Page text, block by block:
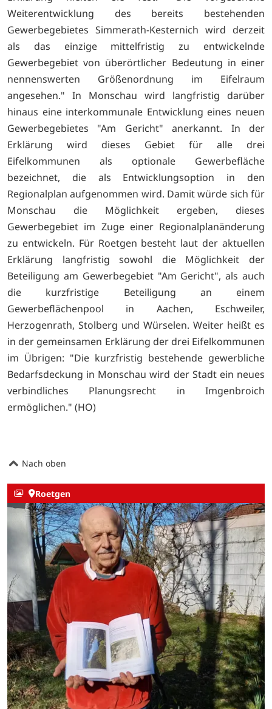
Weiterentwicklung des bereits bestehenden
Gewerbegebietes Simmerath-Kesternich wird derzeit
als das einzige mittelfristig zu entwickelnde
Gewerbegebiet von überörtlicher Bedeutung in einer
nennenswerten Größenordnung im Eifelraum
angesehen." In Monschau wird langfristig darüber
hinaus eine interkommunale Entwicklung eines neuen
Gewerbegebietes "Am Gericht" anerkannt. In der
Erklärung wird dieses Gebiet für alle drei
Eifelkommunen als optionale Gewerbefläche
bezeichnet, die als Entwicklungsoption in den
Regionalplan aufgenommen wird. Damit würde sich für
Monschau die Möglichkeit ergeben, dieses
Gewerbegebiet im Zuge einer Regionalplanänderung
zu entwickeln. Für Roetgen besteht laut der aktuellen
Erklärung langfristig sowohl die Möglichkeit der
Beteiligung am Gewerbegebiet "Am Gericht", als auch
die kurzfristige Beteiligung an einem
Gewerbeflächenpool in Aachen, Eschweiler,
Herzogenrath, Stolberg und Würselen. Weiter heißt es
in der gemeinsamen Erklärung der drei Eifelkommunen
im Übrigen: "Die kurzfristig bestehende gewerbliche
Bedarfsdeckung in Monschau wird der Stadt ein neues
verbindliches Planungsrecht in Imgenbroich
ermöglichen." (HO)
Nach oben
Roetgen